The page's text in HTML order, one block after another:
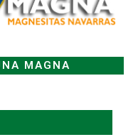
MAGNA